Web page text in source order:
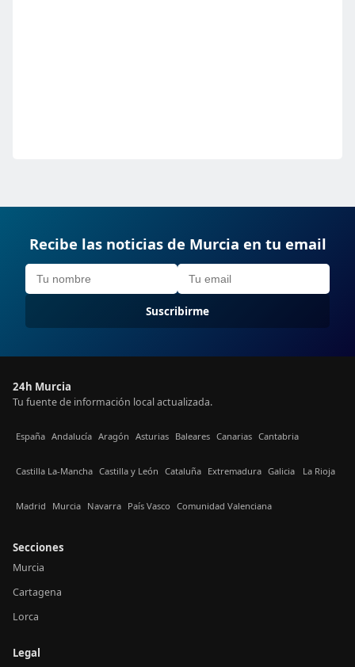
Recibe las noticias de Murcia en tu email
Suscribirme
24h Murcia
Tu fuente de información local actualizada.
España Andalucía Aragón Asturias Baleares Canarias Cantabria
Castilla La-Mancha Castilla y León Cataluña Extremadura Galicia La Rioja
Madrid Murcia Navarra País Vasco Comunidad Valenciana
Secciones
Murcia
Cartagena
Lorca
Legal